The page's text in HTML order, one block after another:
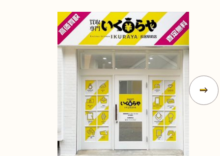
無 料
電話
今すぐ無料査定
総合受付 10:00-19:00 （年中無休）/通話料無料